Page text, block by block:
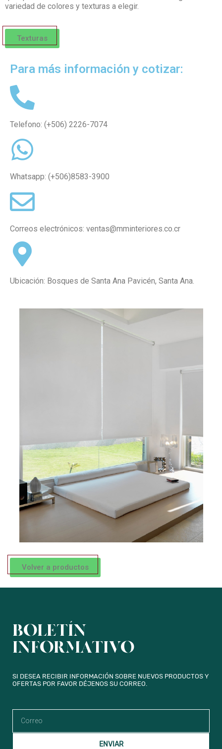
variedad de colores y texturas a elegir.
Texturas
Para más información y cotizar:
Telefono: (+506) 2226-7074
Whatsapp: (+506)8583-3900
Correos electrónicos: ventas@mminteriores.co.cr
Ubicación: Bosques de Santa Ana Pavicén, Santa Ana.
Volver a productos
BOLETÍN
INFORMATIVO
SI DESEA RECIBIR INFORMACIÓN SOBRE NUEVOS PRODUCTOS Y
OFERTAS POR FAVOR DÉJENOS SU CORREO.
ENVIAR